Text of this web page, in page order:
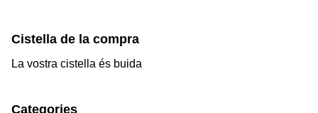
Cistella de la compra
La vostra cistella és buida
Categories